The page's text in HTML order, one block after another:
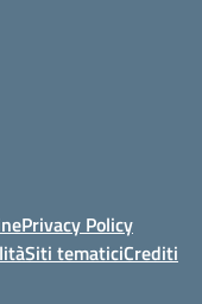
Privacy Policy
Siti tematiciCrediti